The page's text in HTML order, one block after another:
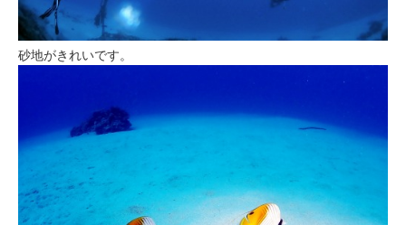
砂地がきれいです。